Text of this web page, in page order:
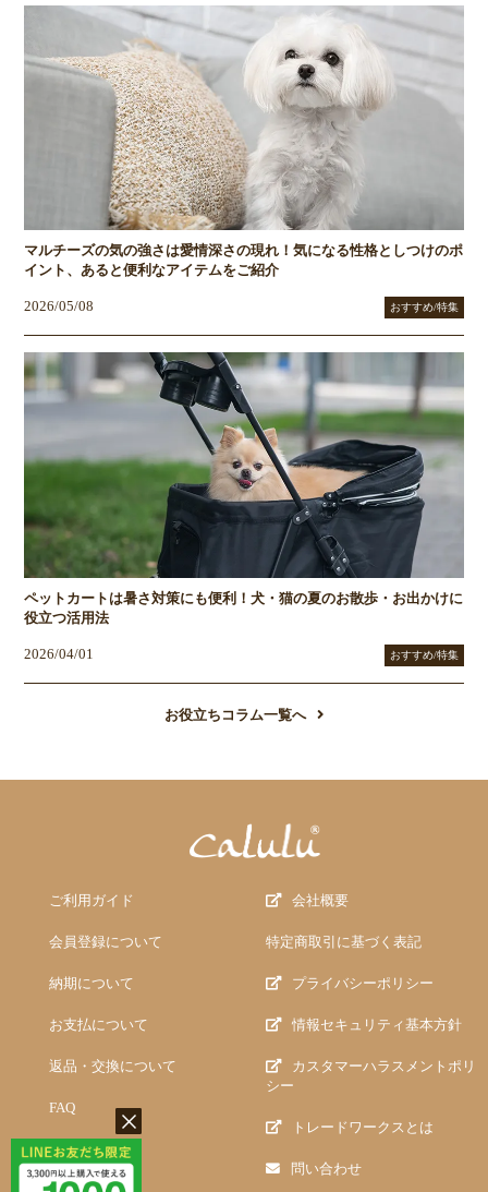
マルチーズの気の強さは愛情深さの現れ！気になる性格としつけのポ
イント、あると便利なアイテムをご紹介
2026/05/08 おすすめ/特集
ペットカートは暑さ対策にも便利！犬・猫の夏のお散歩・お出かけに
役立つ活用法
2026/04/01 おすすめ/特集
お役立ちコラム一覧へ
ご利用ガイド
会員登録について
納期について
お支払について
返品・交換について
FAQ
会社概要
特定商取引に基づく表記
プライバシーポリシー
情報セキュリティ基本方針
カスタマーハラスメントポリ
シー
トレードワークスとは
問い合わせ